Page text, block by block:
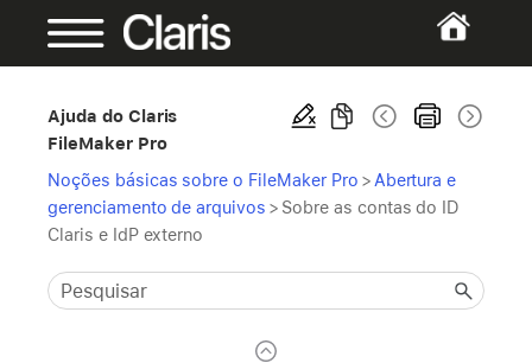
Ajuda do Claris
FileMaker Pro
Noções básicas sobre o FileMaker Pro > Abertura e
gerenciamento de arquivos > Sobre as contas do ID
Claris e IdP externo